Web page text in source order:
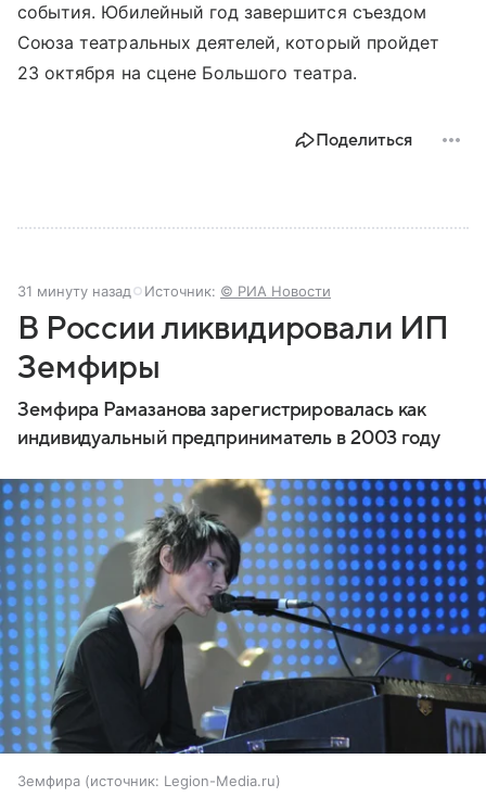
события. Юбилейный год завершится съездом
Союза театральных деятелей, который пройдет
23 октября на сцене Большого театра.
Поделиться
31 минуту назад Источник: © РИА Новости
В России ликвидировали ИП
Земфиры
Земфира Рамазанова зарегистрировалась как
индивидуальный предприниматель в 2003 году
Земфира источник: Legion-Media.ru